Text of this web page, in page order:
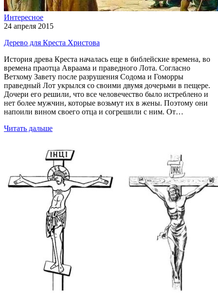
Интересное
24 апреля 2015
Дерево для Креста Христова
История древа Креста началась еще в библейские времена, во
времена праотца Авраама и праведного Лота. Согласно
Ветхому Завету после разрушения Содома и Гоморры
праведный Лот укрылся со своими двумя дочерьми в пещере.
Дочери его решили, что все человечество было истреблено и
нет более мужчин, которые возьмут их в жены. Поэтому они
напоили вином своего отца и согрешили с ним. От…
Читать дальше